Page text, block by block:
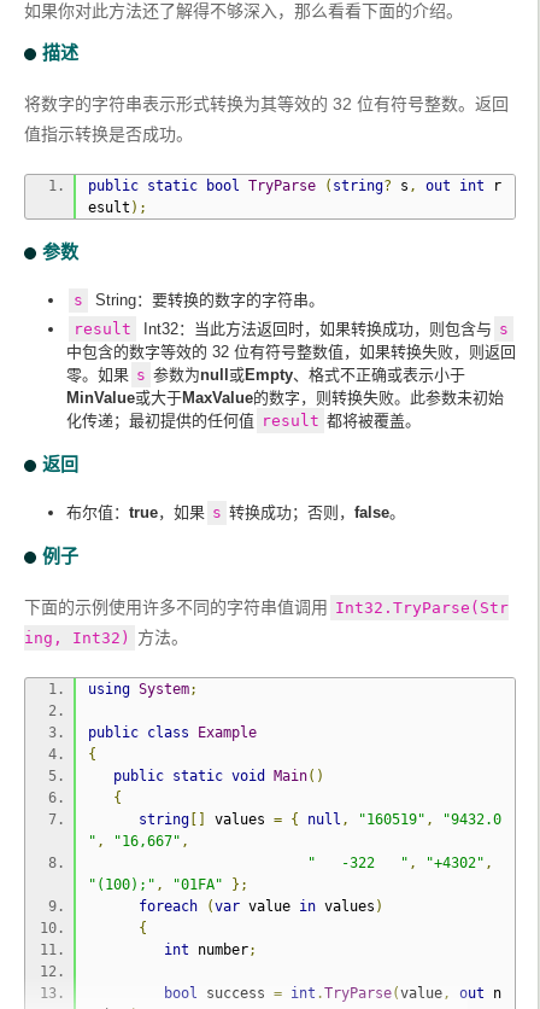
如果你对此方法还了解得不够深入，那么看看下面的介绍。
描述
将数字的字符串表示形式转换为其等效的 32 位有符号整数。返回
值指示转换是否成功。
public static bool TryParse ( string? s , out int r
esult );
参数
s
String：要转换的数字的字符串。
result
Int32：当此方法返回时，如果转换成功，则包含与 s
中包含的数字等效的 32 位有符号整数值，如果转换失败，则返回
零。如果 s 参数为null 或Empty、格式不正确或表示小于
MinValue或大于MaxValue的数字，则转换失败。此参数未初始
化传递；最初提供的任何值 result 都将被覆盖。
返回
布尔值： true，如果 s 转换成功；否则， false。
例子
下面的示例使用许多不同的字符串值调用 Int32.TryParse(Str
ing, Int32)
方法。
using System;
public class
Example
{
public static void Main()
{
string
values = { null , "160519" ,
"9432.0
" , "16,667" ,
"   -322   " , "+4302" ,
"(100);" , "01FA"
};
foreach
(var value in values )
{
int number;
bool success = int .TryParse(value, out n